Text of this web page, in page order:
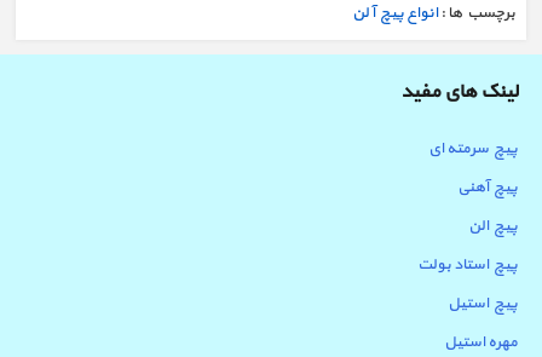
برچسب ها :انواع پیچ آلن
لینک های مفید
پیچ سرمته ای
پیچ آهنی
پیچ الن
پیچ استاد بولت
پیچ استیل
مهره استیل